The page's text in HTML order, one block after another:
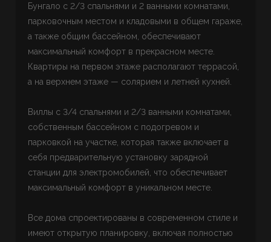
Бунгало с 2/3 спальнями и 2 ванными комнатами,
парковочным местом и кладовыми в общем гараже,
а также общим бассейном, обеспечивают
максимальный комфорт в прекрасном месте.
Квартиры на первом этаже располагают террасой,
а на верхнем этаже — солярием и летней кухней.
Виллы с 3/4 спальнями и 2/3 ванными комнатами,
собственным бассейном с подогревом и
парковкой на участке, которая также включает в
себя предварительную установку зарядной
станции для электромобилей, что обеспечивает
максимальный комфорт в уникальном месте.
Все дома спроектированы в современном стиле и
имеют открытую планировку, включая полностью